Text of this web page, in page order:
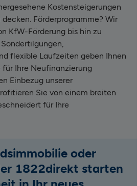
Kostensteigerungen
Förderprogramme? Wir
KfW-Förderung bis hin zu
flexible Laufzeiten geben Ihnen
Ihre Neufinanzierung
Einbezug unserer
Sie von einem breiten
für Ihre
oder
1822direkt starten